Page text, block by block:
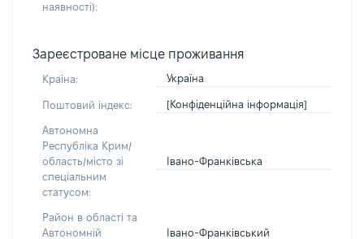
наявності):
Зареєстроване місце проживання
Країна: Україна
Поштовий індекс: [Конфіденційна інформація]
Автономна
Республіка Крим/
область/місто зі
спеціальним
статусом:
Івано-Франківська
Район в області та
Автономній
Івано-Франківський